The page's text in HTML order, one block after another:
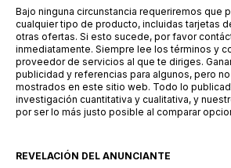
Bajo ninguna circunstancia requeriremos que
cualquier tipo de producto, incluidas tarjetas
otras ofertas. Si esto sucede, por favor
inmediatamente. Siempre lee los términos y
proveedor de servicios al que te diriges.
publicidad y referencias para algunos, pero
mostrados en este sitio web. Todo lo
investigación cuantitativa y cualitativa, y
por ser lo más justo posible al comparar
REVELACIÓN DEL ANUNCIANTE